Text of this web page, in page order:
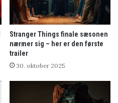
Stranger Things finale sæsonen
nærmer sig – her er den første
trailer
30. oktober 2025